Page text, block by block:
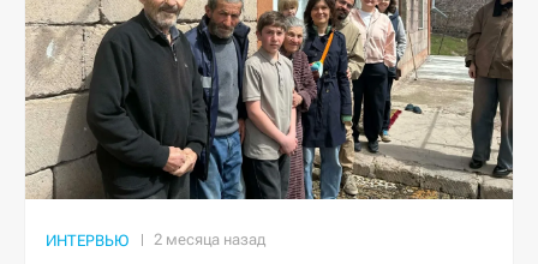
ИНТЕРВЬЮ